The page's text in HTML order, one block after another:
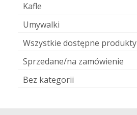
Kafle
Umywalki
Wszystkie dostępne produkty
Sprzedane/na zamówienie
Bez kategorii